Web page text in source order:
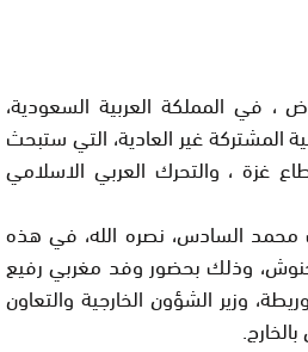
، في المملكة العربية السعودية،
المشتركة غير العادية، التي ستبحث
غزة ، والتحرك العربي الاسلامي
محمد السادس، نصره الله، في هذه
وذلك بحضور وفد مغربي رفيع
وزير الشؤون الخارجية والتعاون